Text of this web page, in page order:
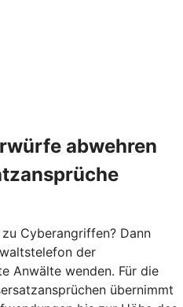
abwehren
Cyberangriffen? Dann
der
Anwälte wenden. Für die
übernimmt